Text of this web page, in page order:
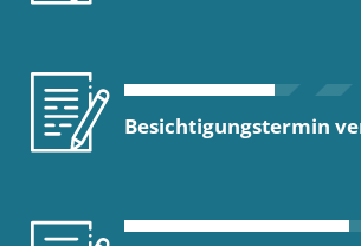
Besichtigungstermin